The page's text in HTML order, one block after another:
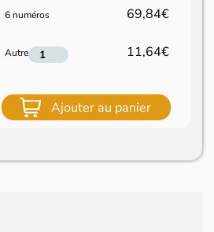
6 numéros 69,84€
Autre 11,64€
Ajouter au panier